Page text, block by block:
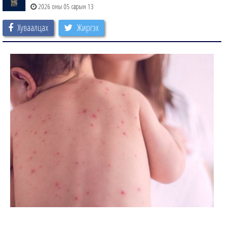
2026 оны 05 сарын 13
Хуваалцах Жиргэх